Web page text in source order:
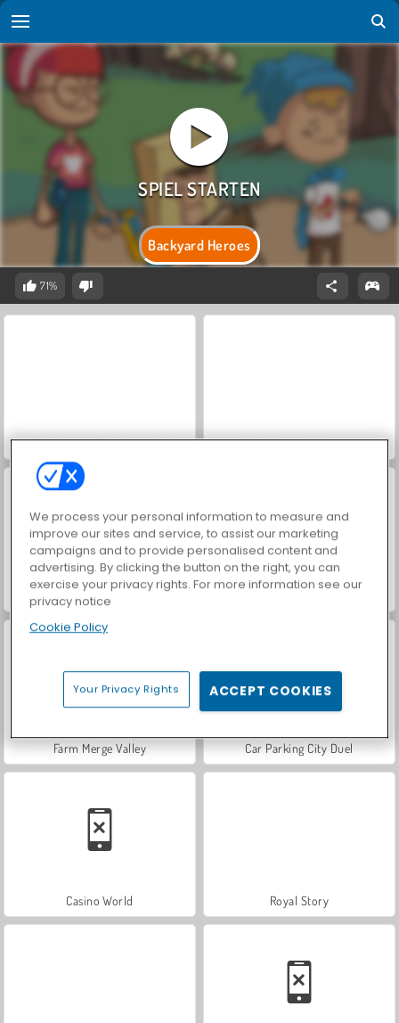
Backyard Heroes
71%
ASMR Makeover & Makeup Studio World War 2 Shooter
VegaMix Da Vinci Puzzles
Farm Merge Valley Car Parking City Duel
Casino World Royal Story
We process your personal information to measure and
improve our sites and service, to assist our marketing
campaigns and to provide personalised content and
advertising. By clicking the button on the right, you can
exercise your privacy rights. For more information see our
privacy notice
Cookie Policy
Your Privacy Rights ACCEPT COOKIES